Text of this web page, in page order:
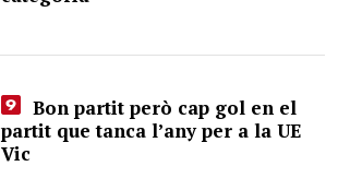
Bon partit però cap gol en el
partit que tanca l’any per a la UE
Vic